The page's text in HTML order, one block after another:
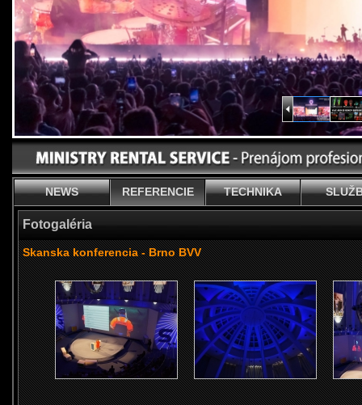
NEWS REFERENCIE TECHNIKA
Fotogaléria
Skanska konferencia - Brno BVV